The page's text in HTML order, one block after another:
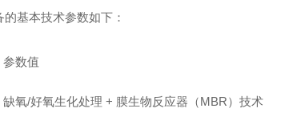
基本技术参数如下：
参数值
缺氧/好氧生化处理 + 膜生物反应器（MBR）技术